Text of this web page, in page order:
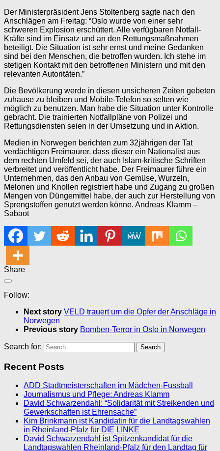
Der Ministerpräsident Jens Stoltenberg sagte nach den
Anschlägen am Freitag: “Oslo wurde von einer sehr
schweren Explosion erschüttert. Alle verfügbaren Notfall-
Kräfte sind im Einsatz und an den Rettungsmaßnahmen
beteiligt. Die Situation ist sehr ernst und meine Gedanken
sind bei den Menschen, die betroffen wurden. Ich stehe im
stetigen Kontakt mit den betroffenen Ministern und mit den
relevanten Autoritäten.”
Die Bevölkerung werde in diesen unsicheren Zeiten gebeten
zuhause zu bleiben und Mobile-Telefon so selten wie
möglich zu benutzen. Man habe die Situation unter Kontrolle
gebracht. Die trainierten Notfallpläne von Polizei und
Rettungsdiensten seien in der Umsetzung und in Aktion.
Medien in Norwegen berichten zum 32jährigen der Tat
verdächtigen Freimaurer, dass dieser ein Nationalist aus
dem rechten Umfeld sei, der auch Islam-kritische Schriften
verbreitet und veröffentlicht habe. Der Freimaurer führe ein
Unternehmen, das den Anbau von Gemüse, Wurzeln,
Melonen und Knollen registriert habe und Zugang zu großen
Mengen von Düngemittel habe, der auch zur Herstellung von
Sprengstoffen genutzt werden könne. Andreas Klamm –
Sabaot
Share
Follow:
Next story VELD trauert um die Opfer der Anschläge in
Norwegen
Previous story Bomben-Terror in Oslo in Norwegen
Search for:
Recent Posts
ADD Stadtmeisterschaften im Mädchen-Fussball
Journalismus und Pflege: Andreas Klamm
David Schwarzendahl: “Solidarität mit Streikenden und
Gewerkschaften ist Ehrensache”
Kim Brinkmann ist Kandidatin für die Landtagswahlen
in Rheinland-Pfalz für DIE LINKE
David Schwarzendahl ist Spitzenkandidat für die
Landtagswahlen Rheinland-Pfalz für den Landtag für